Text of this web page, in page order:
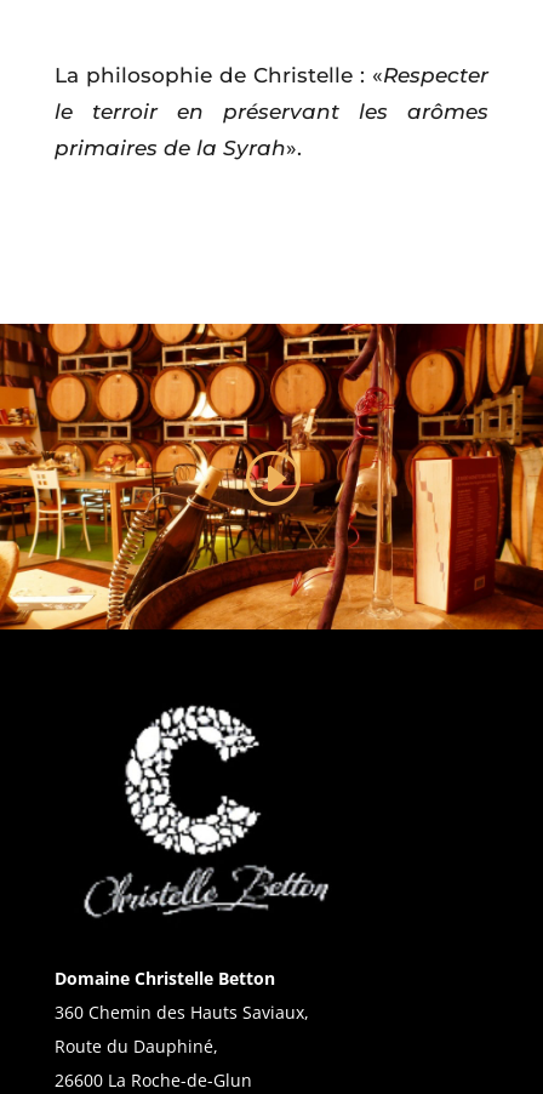
La philosophie de Christelle : «Respecter
le terroir en préservant les arômes
primaires de la Syrah».
Domaine Christelle Betton
360 Chemin des Hauts Saviaux,
Route du Dauphiné,
26600 La Roche-de-Glun